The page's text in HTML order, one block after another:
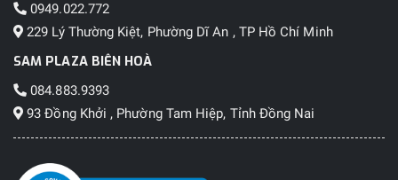
0949.022.772
229 Lý Thường Kiệt, Phường Dĩ An , TP Hồ Chí Minh
SAM PLAZA BIÊN HOÀ
084.883.9393
93 Đồng Khởi , Phường Tam Hiệp, Tỉnh Đồng Nai